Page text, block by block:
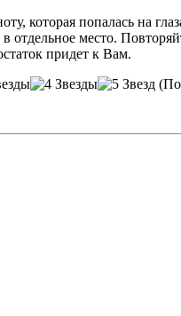
которая попалась на
в отдельное место.
придет к Вам.